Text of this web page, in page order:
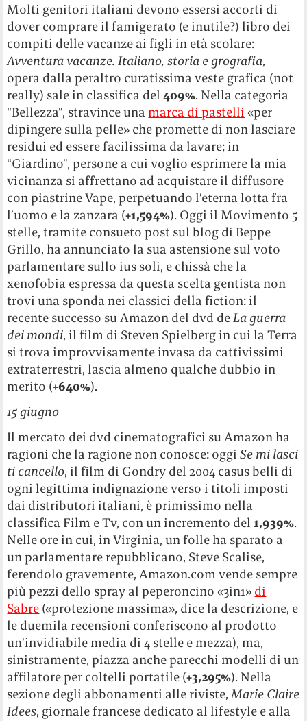
Molti genitori italiani devono essersi accorti di
dover comprare il famigerato (e inutile?) libro dei
compiti delle vacanze ai figli in età scolare:
Avventura vacanze. Italiano, storia e grografia,
opera dalla peraltro curatissima veste grafica (not
really) sale in classifica del409%. Nella categoria
“Bellezza”, stravince una marca di pastelli «per
dipingere sulla pelle» che promette di non lasciare
residui ed essere facilissima da lavare; in
“Giardino”, persone a cui voglio esprimere la mia
vicinanza si affrettano ad acquistare il diffusore
con piastrine Vape, perpetuando l’eterna lotta fra
l’uomo e la zanzara (+1,594%). Oggi il Movimento 5
stelle, tramite consueto post sul blog di Beppe
Grillo, ha annunciato la sua astensione sul voto
parlamentare sullo ius soli, e chissà che la
xenofobia espressa da questa scelta gentista non
trovi una sponda nei classici della fiction: il
recente successo su Amazon del dvd deLa guerra
dei mondi, il film di Steven Spielberg in cui la Terra
si trova improvvisamente invasa da cattivissimi
extraterrestri, lascia almeno qualche dubbio in
merito (+640%).
15 giugno
Il mercato dei dvd cinematografici su Amazon ha
ragioni che la ragione non conosce: oggiSe mi lasci
ti cancello, il film di Gondry del 2004 casus belli di
ogni legittima indignazione verso i titoli imposti
dai distributori italiani, è primissimo nella
classifica Film e Tv, con un incremento del1,939%.
Nelle ore in cui, in Virginia, un folle ha sparato a
un parlamentare repubblicano, Steve Scalise,
ferendolo gravemente, Amazon.com vende sempre
più pezzi dello spray al peperoncino «3in1» di
Sabre («protezione massima», dice la descrizione, e
le duemila recensioni conferiscono al prodotto
un’invidiabile media di 4 stelle e mezza), ma,
sinistramente, piazza anche parecchi modelli di un
affilatore per coltelli portatile (+3,295%). Nella
sezione degli abbonamenti alle riviste,Marie Claire
Idees, giornale francese dedicato al lifestyle e alla